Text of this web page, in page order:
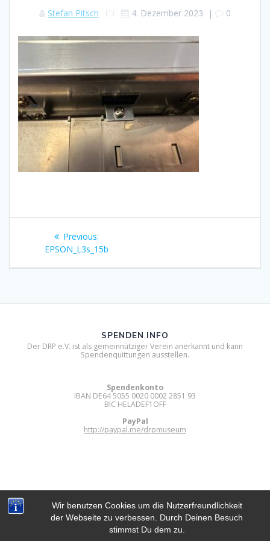
Wir benutzen Cookies um die Nutzerfreundlichkeit
der Webseite zu verbessen. Durch Deinen Besuch
stimmst Du dem zu.
Stefan Pitsch 4. Dezember 2023 | 0
Beitragsnavigation
Previous:Previous
post:
EPSON_L3s_15b
DIGITAL RETRO PARK E.V.
SPENDEN INFO
Der DRP e.V. ist als gemeinnütziger Verein anerkannt und kann
Spendenquittungen ausstellen.
Spendenkonto
IBAN DE64 5055 0020 0002 2851 93
BIC HELADEF1OFF
PayPal
http://paypal.me/drpmuseum